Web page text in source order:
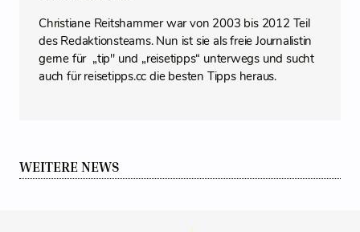
Christiane Reitshammer war von 2003 bis 2012 Teil
des Redaktionsteams. Nun ist sie als freie Journalistin
gerne für „tip" und „reisetipps“ unterwegs und sucht
auch für reisetipps.cc die besten Tipps heraus.
WEITERE NEWS